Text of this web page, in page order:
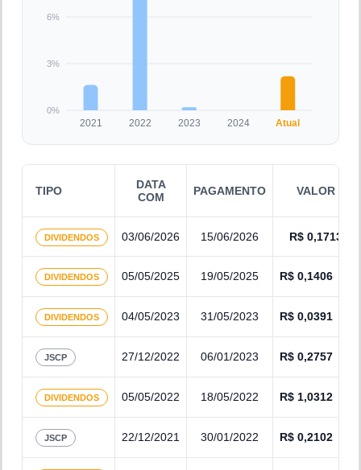
2021 2022 2023 2024 Atual
0%
3%
6%
TIPO
DATA
COM
PAGAMENTO VALOR
DIVIDENDOS 03/06/2026 15/06/2026 R$ 0,1713
DIVIDENDOS 05/05/2025 19/05/2025 R$ 0,1406
DIVIDENDOS 04/05/2023 31/05/2023 R$ 0,0391
JSCP 27/12/2022 06/01/2023 R$ 0,2757
DIVIDENDOS 05/05/2022 18/05/2022 R$ 1,0312
JSCP 22/12/2021 30/01/2022 R$ 0,2102